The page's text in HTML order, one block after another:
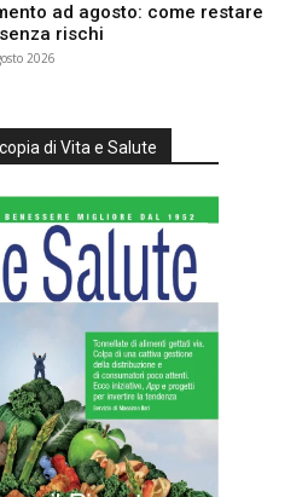
ad agosto: come restare
rischi
2026
di Vita e Salute